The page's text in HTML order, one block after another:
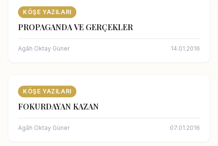
KÖŞE YAZILARI
PROPAGANDA VE GERÇEKLER
Agâh Oktay Güner 14.01.2016
KÖŞE YAZILARI
FOKURDAYAN KAZAN
Agâh Oktay Güner 07.01.2016